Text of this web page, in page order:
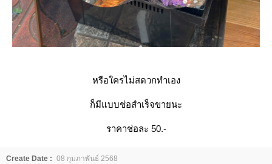
หรือใครไม่สดวกทำเอง
ก็มีแบบช่อสำเร็จขายนะ
ราคาช่อละ 50.-
Create Date : 08 กุมภาพันธ์ 2568